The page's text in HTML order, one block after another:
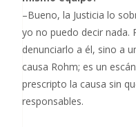
–Bueno, la Justicia lo
yo no puedo decir nada.
denunciarlo a él, sino a
causa Rohm; es un
prescripto la causa sin
responsables.